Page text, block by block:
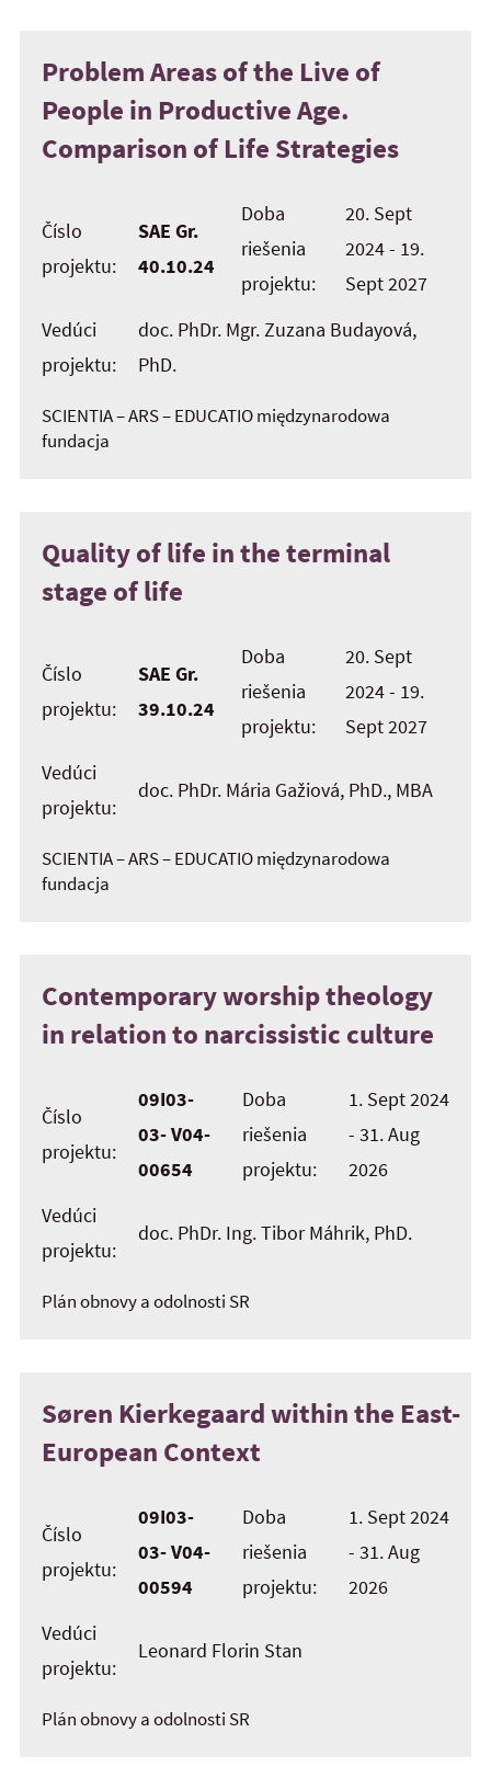
Problem Areas of the Live of
People in Productive Age.
Comparison of Life Strategies
Číslo
projektu:
SAE Gr.
40.10.24
Doba
riešenia
projektu:
20. Sept
2024 - 19.
Sept 2027
Vedúci
projektu:
doc. PhDr. Mgr. Zuzana Budayová,
PhD.
SCIENTIA – ARS – EDUCATIO międzynarodowa
fundacja
Quality of life in the terminal
stage of life
Číslo
projektu:
SAE Gr.
39.10.24
Doba
riešenia
projektu:
20. Sept
2024 - 19.
Sept 2027
Vedúci
projektu:
doc. PhDr. Mária Gažiová, PhD., MBA
SCIENTIA – ARS – EDUCATIO międzynarodowa
fundacja
Contemporary worship theology
in relation to narcissistic culture
Číslo
projektu:
09I03-
03- V04-
00654
Doba
riešenia
projektu:
1. Sept 2024
- 31. Aug
2026
Vedúci
projektu:
doc. PhDr. Ing. Tibor Máhrik, PhD.
Plán obnovy a odolnosti SR
Søren Kierkegaard within the East-
European Context
Číslo
projektu:
09I03-
03- V04-
00594
Doba
riešenia
projektu:
1. Sept 2024
- 31. Aug
2026
Vedúci
projektu:
Leonard Florin Stan
Plán obnovy a odolnosti SR